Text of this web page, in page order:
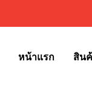
หน้าแรก สิน